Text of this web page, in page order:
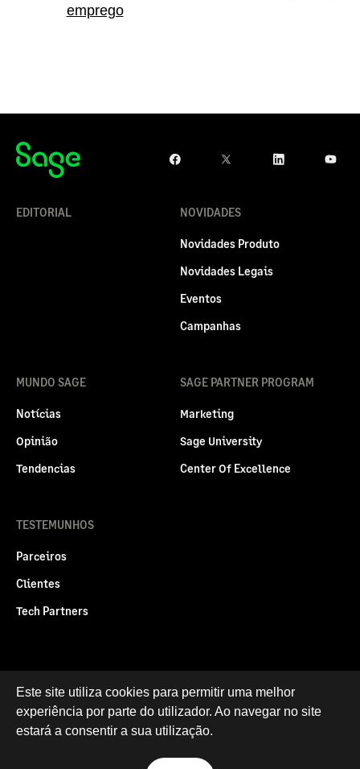
emprego
EDITORIAL NOVIDADES
Novidades Produto
Novidades Legais
Eventos
Campanhas
MUNDO SAGE
Notícias
Opinião
Tendencias
SAGE PARTNER PROGRAM
Marketing
Sage University
Center Of Excellence
TESTEMUNHOS
Parceiros
Clientes
Tech Partners
Politica legal Privacidade e Cookies
RGPD
Este site utiliza cookies para permitir uma melhor
experiência por parte do utilizador. Ao navegar no site
estará a consentir a sua utilização.